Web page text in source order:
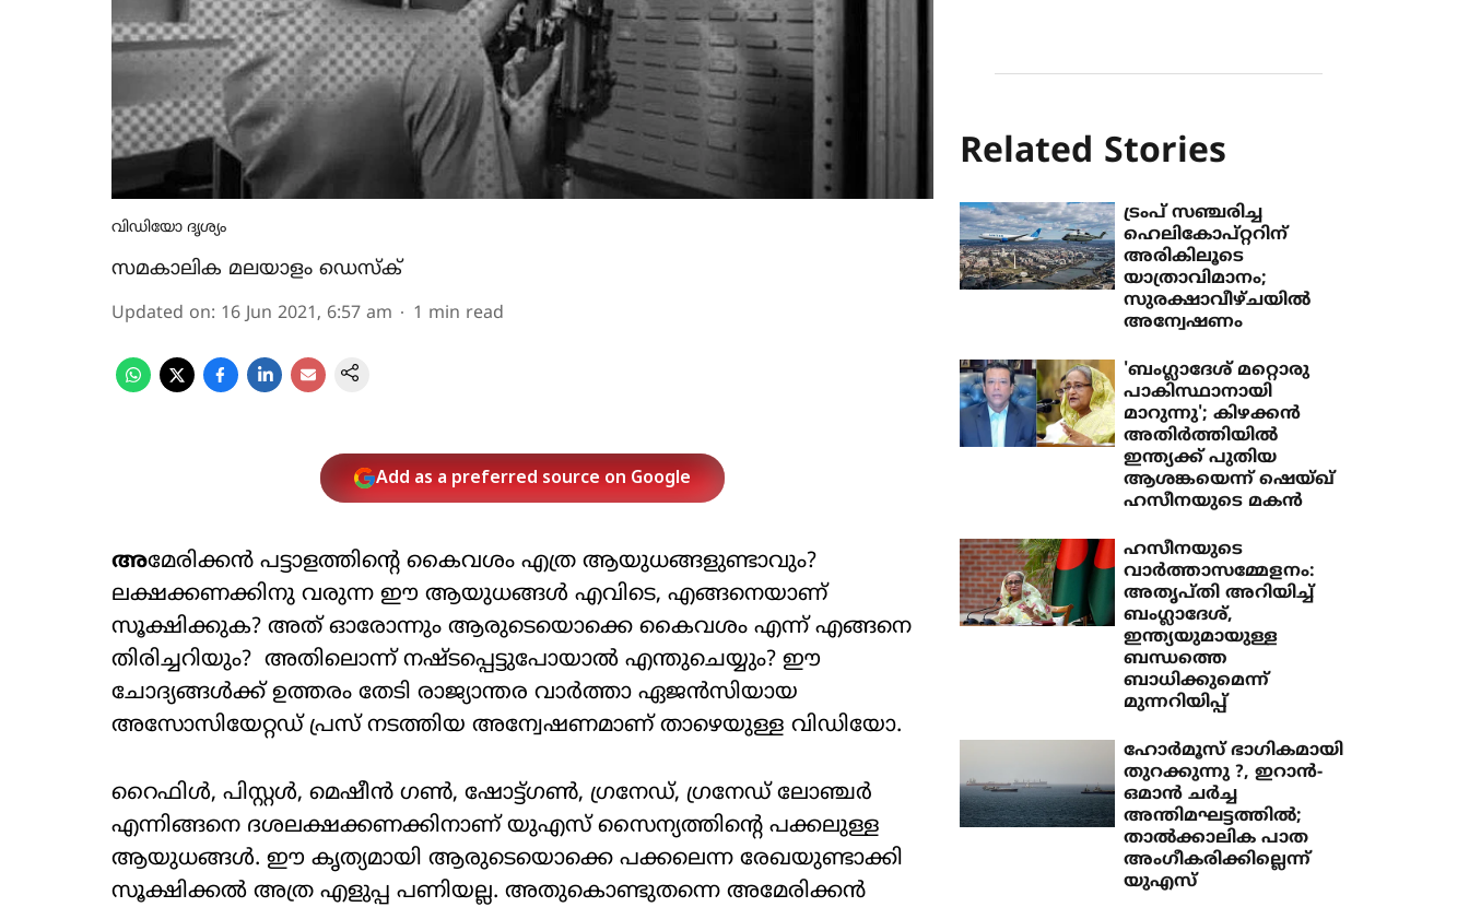
വിഡിയോ ദൃശ്യം
സമകാലിക മലയാളം ഡെസ്ക്
Updated on: 16 Jun 2021, 6:57 am 1 min read
Add as a preferred source on Google
അമേരിക്കന്‍ പട്ടാളത്തിന്റെ കൈവശം എത്ര ആയുധങ്ങളുണ്ടാവും?
ലക്ഷക്കണക്കിനു വരുന്ന ഈ ആയുധങ്ങള്‍ എവിടെ, എങ്ങനെയാണ്
സൂക്ഷിക്കുക? അത് ഓരോന്നും ആരുടെയൊക്കെ കൈവശം എന്ന് എങ്ങനെ
തിരിച്ചറിയും? അതിലൊന്ന് നഷ്ടപ്പെട്ടുപോയാല്‍ എന്തുചെയ്യും? ഈ
ചോദ്യങ്ങള്‍ക്ക് ഉത്തരം തേടി രാജ്യാന്തര വാര്‍ത്താ ഏജന്‍സിയായ
അസോസിയേറ്റഡ് പ്രസ് നടത്തിയ അന്വേഷണമാണ് താഴെയുള്ള വിഡിയോ.
റൈഫിള്‍, പിസ്റ്റള്‍, മെഷീന്‍ ഗണ്‍, ഷോട്ട്ഗണ്‍, ഗ്രനേഡ്, ഗ്രനേഡ് ലോഞ്ചര്‍
എന്നിങ്ങനെ ദശലക്ഷക്കണക്കിനാണ് യുഎസ് സൈന്യത്തിന്റെ പക്കലുള്ള
ആയുധങ്ങള്‍. ഈ കൃത്യമായി ആരുടെയൊക്കെ പക്കലെന്ന രേഖയുണ്ടാക്കി
സൂക്ഷിക്കല്‍ അത്ര എളുപ്പ പണിയല്ല. അതുകൊണ്ടുതന്നെ അമേരിക്കന്‍
Related Stories
ട്രംപ് സഞ്ചരിച്ച
ഹെലികോപ്റ്ററിന്
അരികിലൂടെ
യാത്രാവിമാനം;
സുരക്ഷാവീഴ്ചയില്‍
അന്വേഷണം
'ബംഗ്ലാദേശ് മറ്റൊരു
പാകിസ്ഥാനായി
മാറുന്നു'; കിഴക്കന്‍
അതിര്‍ത്തിയില്‍
ഇന്ത്യക്ക് പുതിയ
ആശങ്കയെന്ന് ഷെയ്ഖ്
ഹസീനയുടെ മകന്‍
ഹസീനയുടെ
വാര്‍ത്താസമ്മേളനം:
അതൃപ്തി അറിയിച്ച്
ബംഗ്ലാദേശ്,
ഇന്ത്യയുമായുള്ള
ബന്ധത്തെ
ബാധിക്കുമെന്ന്
മുന്നറിയിപ്പ്
ഹോര്‍മൂസ് ഭാഗികമായി
തുറക്കുന്നു ?, ഇറാന്‍-
ഒമാന്‍ ചര്‍ച്ച
അന്തിമഘട്ടത്തില്‍;
താല്‍ക്കാലിക പാത
അംഗീകരിക്കില്ലെന്ന്
യുഎസ്